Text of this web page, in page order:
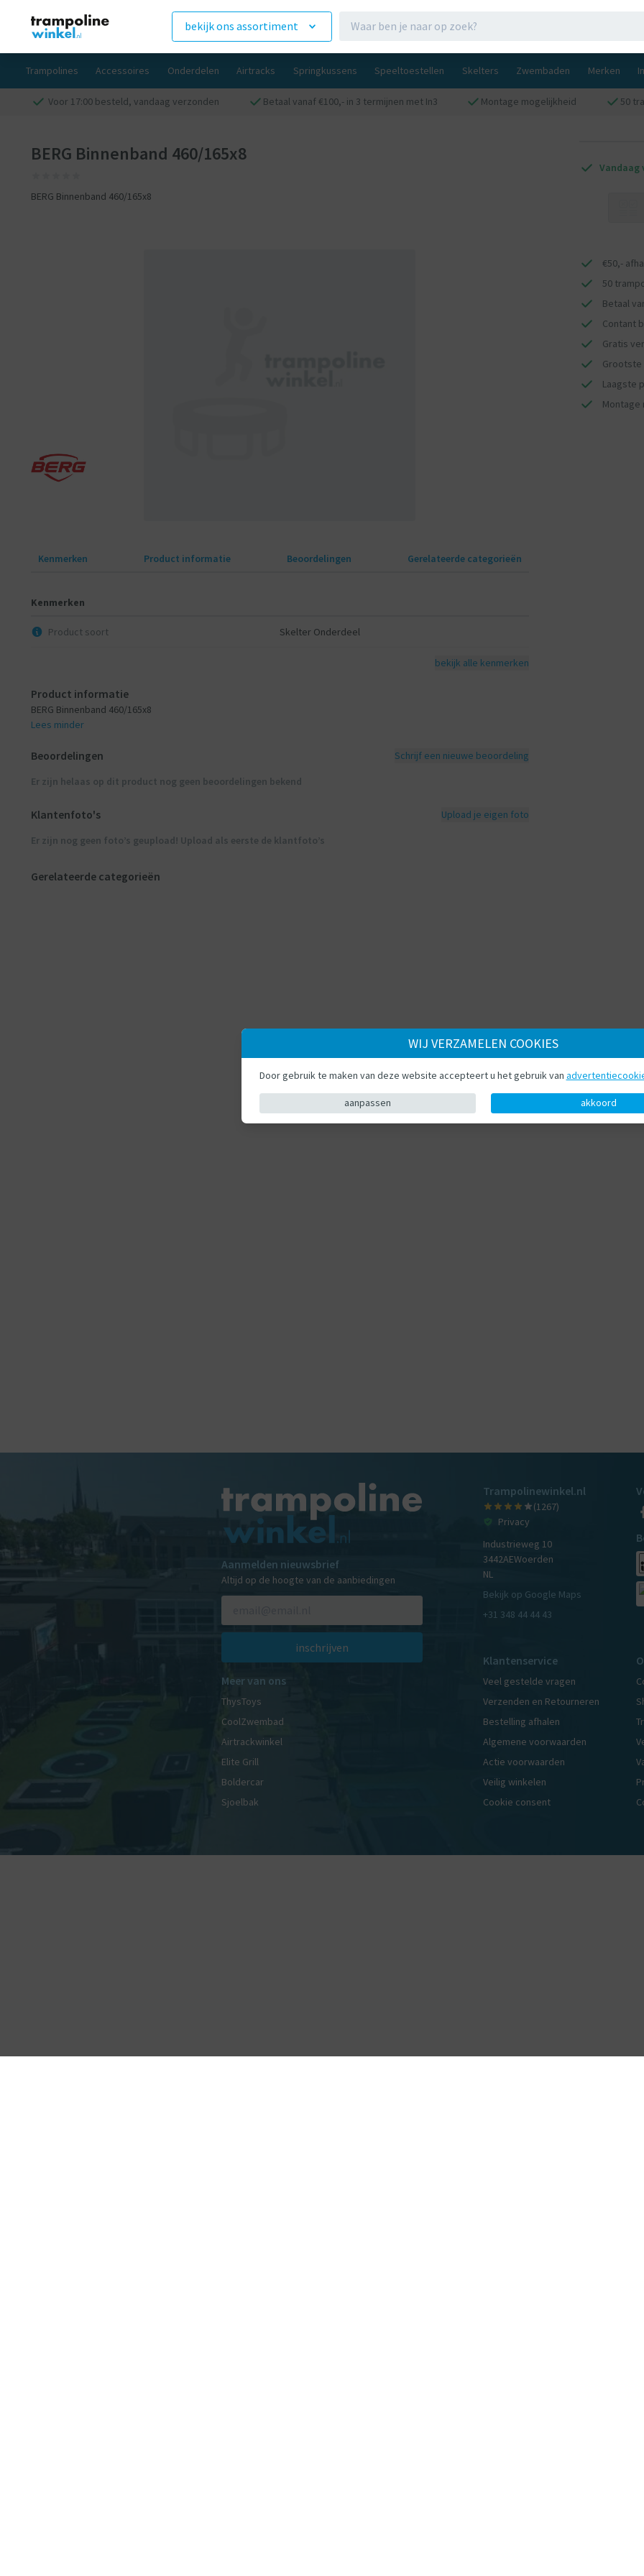
bekijk ons assortiment
Trampolines Accessoires Onderdelen Airtracks Springkussens Speeltoestellen Skelters Zwembaden Merken
Voor 17:00 besteld, vandaag verzonden Betaal vanaf €100,- in 3 termijnen met In3 Montage mogelijkheid 50
BERG Binnenband 460/165x8
BERG Binnenband 460/165x8
Kenmerken Product informatie Beoordelingen Gerelateerde categorieën
Kenmerken
Product soort Skelter Onderdeel
bekijk alle kenmerken
Product informatie
BERG Binnenband 460/165x8
Lees minder
Beoordelingen
Schrijf een nieuwe beoordeling
Er zijn helaas op dit product nog geen beoordelingen bekend
Klantenfoto's
Upload je eigen foto
Er zijn nog geen foto’s geupload! Upload als eerste de klantfoto’s
Gerelateerde categorieën
Vandaag
€50,-
50
Betaal
Contant
Gratis
Grootste
Laagste
Montage
Aanmelden nieuwsbrief
Altijd op de hoogte van de aanbiedingen
inschrijven
Meer van ons
ThysToys
CoolZwembad
Airtrackwinkel
Elite Grill
Boldercar
Sjoelbak
Trampolinewinkel.nl
(1267)
Privacy
Industrieweg 10
3442AEWoerden
NL
Bekijk op Google Maps
+31 348 44 44 43
Klantenservice
Veel gestelde vragen
Verzenden en Retourneren
Bestelling afhalen
Algemene voorwaarden
Actie voorwaarden
Veilig winkelen
Cookie consent
WIJ VERZAMELEN COOKIES
Door gebruik te maken van deze website accepteert u het gebruik van
aanpassen akkoord